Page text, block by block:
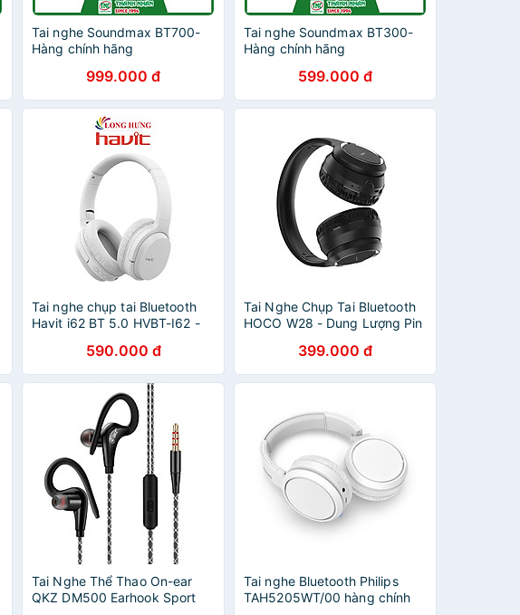
Tai nghe Soundmax BT700-
Hàng chính hãng
999.000 đ
Tai nghe Soundmax BT300-
Hàng chính hãng
599.000 đ
Tai nghe chụp tai Bluetooth
Havit i62 BT 5.0 HVBT-I62 -
590.000 đ
Tai Nghe Chụp Tai Bluetooth
HOCO W28 - Dung Lượng Pin
399.000 đ
Tai Nghe Thể Thao On-ear
QKZ DM500 Earhook Sport
Tai nghe Bluetooth Philips
TAH5205WT/00 hàng chính